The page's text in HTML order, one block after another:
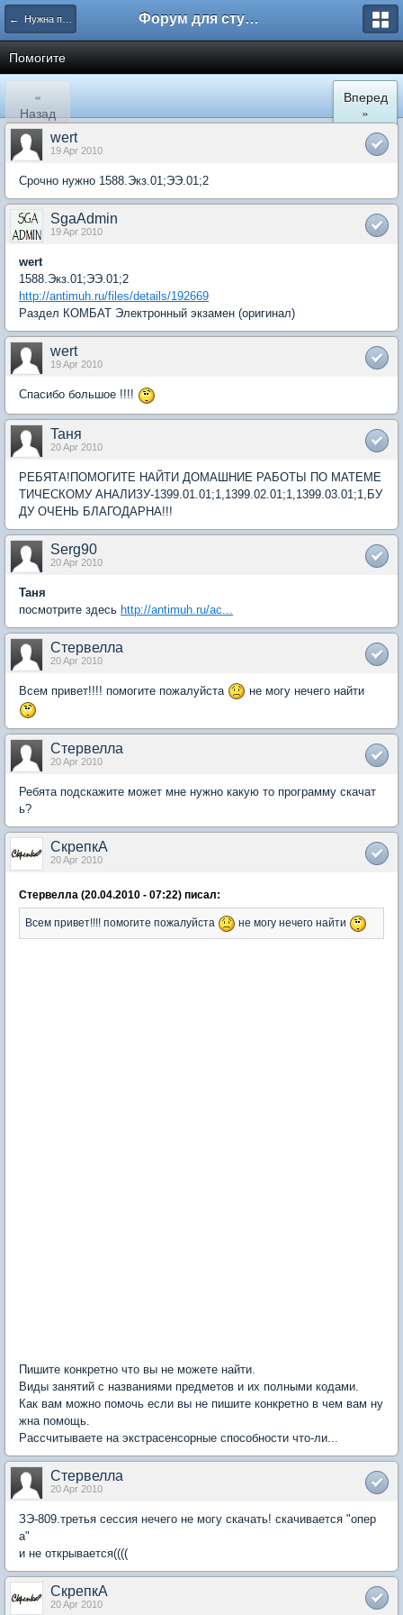
← Нужна помощь Форум для студента СГА
Помогите
«
Назад
Вперед
»
wert
19 Apr 2010
Срочно нужно 1588.Экз.01;ЭЭ.01;2
SgaAdmin
19 Apr 2010
wert
1588.Экз.01;ЭЭ.01;2
http://antimuh.ru/files/details/192669
Раздел КОМБАТ Электронный экзамен (оригинал)
wert
19 Apr 2010
Спасибо большое !!!!
Taня
20 Apr 2010
РЕБЯТА!ПОМОГИТЕ НАЙТИ ДОМАШНИЕ РАБОТЫ ПО МАТЕМЕ
ТИЧЕСКОМУ АНАЛИЗУ-1399.01.01;1,1399.02.01;1,1399.03.01;1,БУ
ДУ ОЧЕНЬ БЛАГОДАРНА!!!
Serg90
20 Apr 2010
Taня
посмотрите здесь http://antimuh.ru/ac...
Стервелла
20 Apr 2010
Всем привет!!!! помогите пожалуйста не могу нечего найти
Стервелла
20 Apr 2010
Ребята подскажите может мне нужно какую то программу скачат
ь?
СкрепкА
20 Apr 2010
Стервелла (20.04.2010 - 07:22) писал:
Всем привет!!!! помогите пожалуйста не могу нечего найти
Пишите конкретно что вы не можете найти.
Виды занятий с названиями предметов и их полными кодами.
Как вам можно помочь если вы не пишите конкретно в чем вам ну
жна помощь.
Рассчитываете на экстрасенсорные способности что-ли...
Стервелла
20 Apr 2010
ЗЭ-809.третья сессия нечего не могу скачать! скачивается "опер
а"
и не открывается((((
СкрепкА
20 Apr 2010